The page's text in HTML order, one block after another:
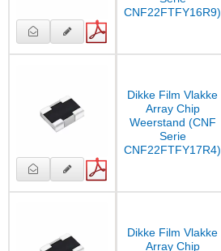
CNF22FTFY16R9)
Dikke Film Vlakke
Array Chip
Weerstand (CNF
Serie
CNF22FTFY17R4)
Dikke Film Vlakke
Array Chip